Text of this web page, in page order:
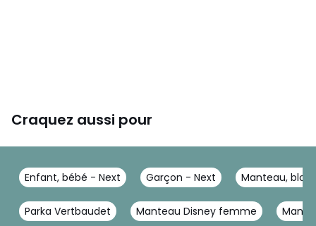
Craquez aussi pour
Enfant, bébé - Next Garçon - Next Manteau,
Parka Vertbaudet Manteau Disney femme